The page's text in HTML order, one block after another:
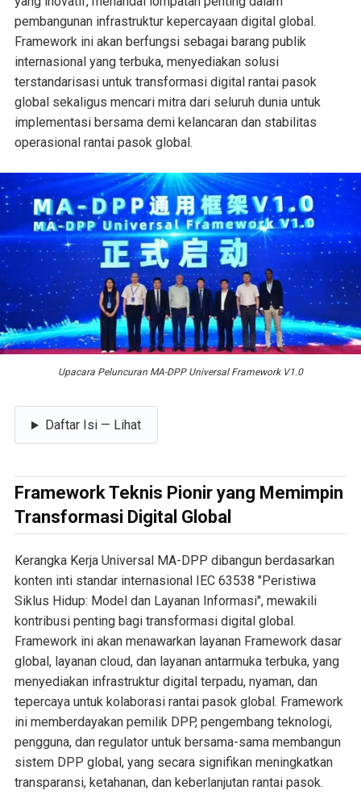
pembangunan infrastruktur kepercayaan digital global.
Framework ini akan berfungsi sebagai barang publik
internasional yang terbuka, menyediakan solusi
terstandarisasi untuk transformasi digital rantai pasok
global sekaligus mencari mitra dari seluruh dunia untuk
implementasi bersama demi kelancaran dan stabilitas
operasional rantai pasok global.
Upacara Peluncuran MA-DPP Universal Framework V1.0
Daftar Isi — Lihat
Framework Teknis Pionir yang Memimpin
Transformasi Digital Global
Kerangka Kerja Universal MA-DPP dibangun berdasarkan
konten inti standar internasional IEC 63538 "Peristiwa
Siklus Hidup: Model dan Layanan Informasi", mewakili
kontribusi penting bagi transformasi digital global.
Framework ini akan menawarkan layanan Framework dasar
global, layanan cloud, dan layanan antarmuka terbuka, yang
menyediakan infrastruktur digital terpadu, nyaman, dan
tepercaya untuk kolaborasi rantai pasok global. Framework
ini memberdayakan pemilik DPP, pengembang teknologi,
pengguna, dan regulator untuk bersama-sama membangun
sistem DPP global, yang secara signifikan meningkatkan
transparansi, ketahanan, dan keberlanjutan rantai pasok.